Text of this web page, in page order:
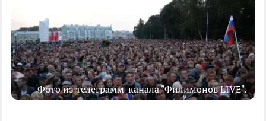
Фото из телеграмм-канала "Филимонов LIVE".